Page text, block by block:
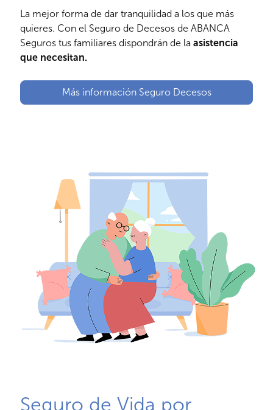
La mejor forma de dar tranquilidad a los que más
quieres. Con el Seguro de Decesos de ABANCA
Seguros tus familiares dispondrán de la asistencia
que necesitan.
Más información Seguro Decesos
Seguro de Vida por